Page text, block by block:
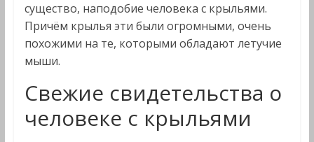
существо, наподобие человека с крыльями.
Причём крылья эти были огромными, очень
похожими на те, которыми обладают летучие
мыши.
Свежие свидетельства о
человеке с крыльями